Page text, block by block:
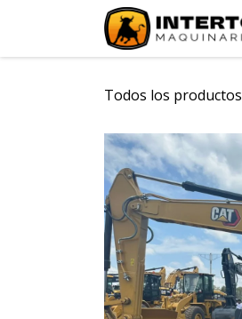
Todos los productos